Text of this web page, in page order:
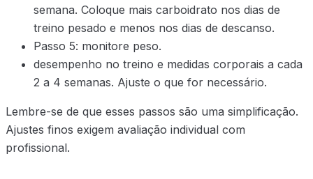
semana. Coloque mais carboidrato nos dias de
treino pesado e menos nos dias de descanso.
Passo 5: monitore peso.
desempenho no treino e medidas corporais a cada
2 a 4 semanas. Ajuste o que for necessário.
Lembre-se de que esses passos são uma simplificação.
Ajustes finos exigem avaliação individual com
profissional.